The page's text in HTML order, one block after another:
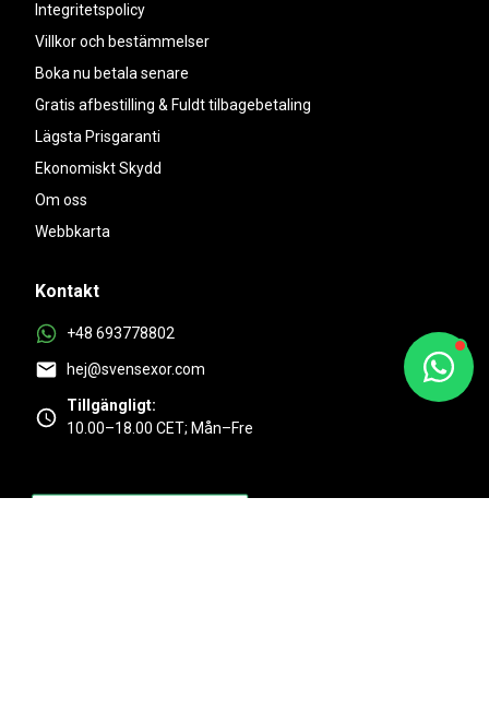
Integritetspolicy
Villkor och bestämmelser
Boka nu betala senare
Gratis afbestilling & Fuldt tilbagebetaling
Lägsta Prisgaranti
Ekonomiskt Skydd
Om oss
Webbkarta
Kontakt
+48 693778802
hej@svensexor.com
Tillgängligt:
10.00–18.00 CET; Mån–Fre